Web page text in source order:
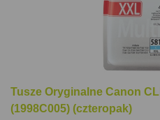
Tusze Oryginalne Canon
(1998C005) (czteropak)